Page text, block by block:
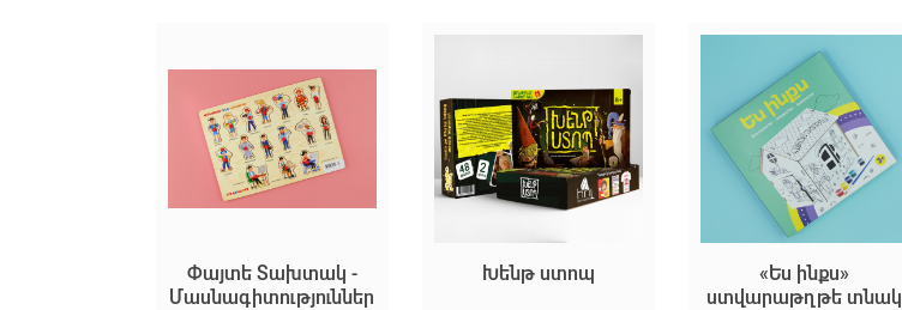
Փայտե Տախտակ -
Մասնագիտություններ
Խենթ ստոպ
«Ես ինքս»
ստվարաթղթե տնակ